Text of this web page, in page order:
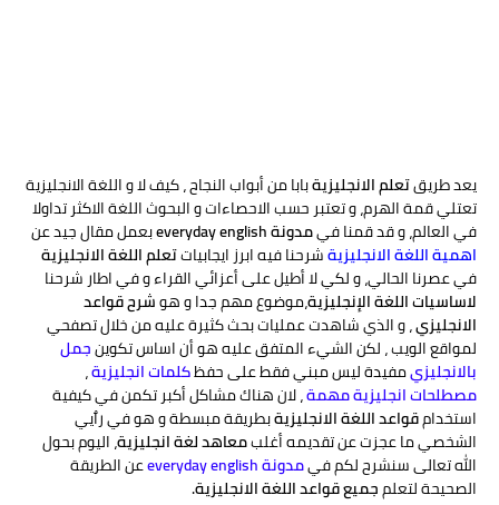
يعد طريقتعلم الانجليزيةبابا من أبواب النجاح ، كيف لا و اللغة الانجليزية
تعتلي قمة الهرم، و تعتبر حسب الاحصاءات و البحوث اللغة الاكثر تداولا
في العالم، و قد قمنا فيمدونة everyday english
بعمل مقال جيد عن
اهمية اللغة الانجليزيةشرحنا فيه ابرز ايجابياتتعلم اللغة الانجليزية
في عصرنا الحالي، و لكي لا أطيل على أعزائي القراء و في اطار شرحنا
لاساسيات اللغة الإنجليزية،موضوع مهم جدا و هوشرح قواعد
الانجليزي، و الذي شاهدت عمليات بحث كثيرة عليه من خلال تصفحي
لمواقع الويب ، لكن الشيء المتفق عليه هو أن اساس تكوينجمل
بالانجليزيمفيدة ليس مبني فقط على حفظكلمات انجليزية،
مصطلحات انجليزية مهمة، لان هناك مشاكل أكبر تكمن في كيفية
استخدامقواعد اللغة الانجليزيةبطريقة مبسطة و هو في رٱيي
الشخصي ما عجزت عن تقديمه أغلبمعاهد لغة انجليزية، اليوم بحول
الله تعالى سنشرح لكم فيمدونة everyday english
عن الطريقة
الصحيحة لتعلمجميع قواعد اللغة الانجليزية.